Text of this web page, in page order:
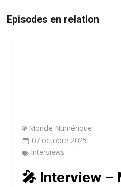
Episodes en relation
Monde Numérique
07 octobre 2025
Interviews
🎤 Interview –